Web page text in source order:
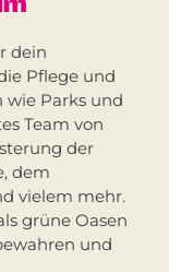
dein
Pflege und
Parks und
Team von
der
dem
vielem mehr.
grüne Oasen
und